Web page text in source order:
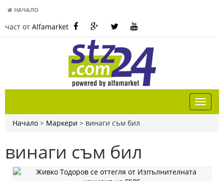
НАЧАЛО
част от Alfamarket
Начало > Маркери > винаги съм бил
винаги съм бил